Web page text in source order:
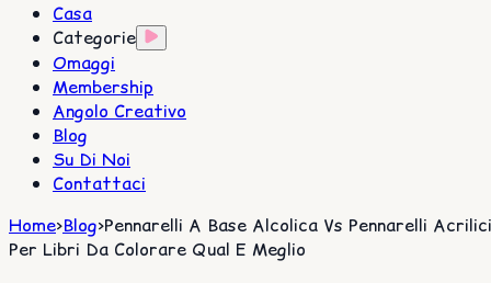
Casa
Categorie
Omaggi
Membership
Angolo Creativo
Blog
Su Di Noi
Contattaci
Home>Blog>Pennarelli A Base Alcolica Vs Pennarelli Acrilici
Per Libri Da Colorare Qual E Meglio